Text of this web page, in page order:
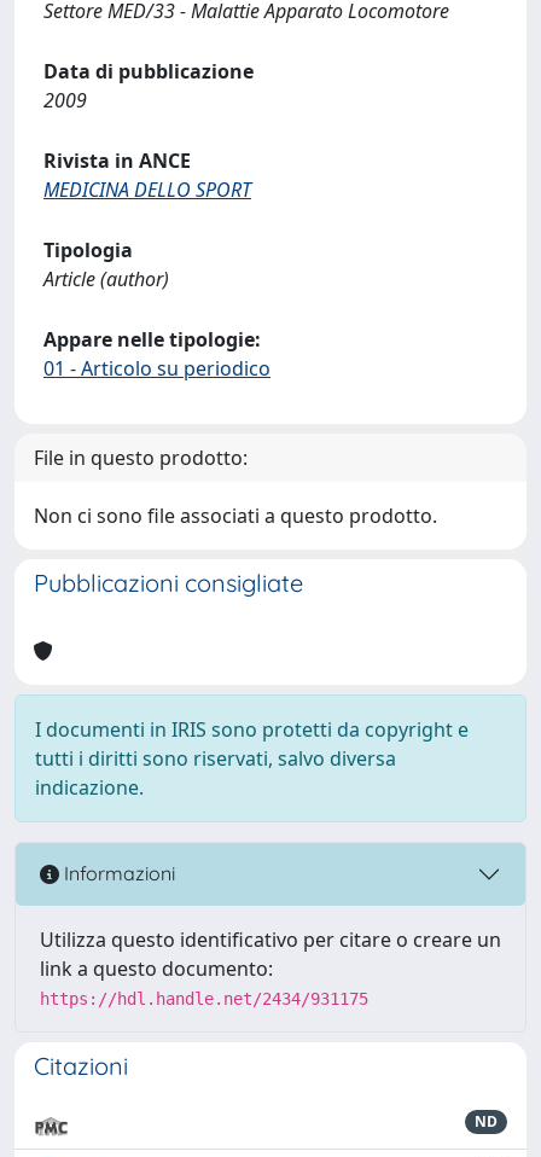
Settore MED/33 - Malattie Apparato Locomotore
Data di pubblicazione
2009
Rivista in ANCE
MEDICINA DELLO SPORT
Tipologia
Article (author)
Appare nelle tipologie:
01 - Articolo su periodico
File in questo prodotto:
Non ci sono file associati a questo prodotto.
Pubblicazioni consigliate
I documenti in IRIS sono protetti da copyright e
tutti i diritti sono riservati, salvo diversa
indicazione.
Informazioni
Utilizza questo identificativo per citare o creare un
link a questo documento:
https://hdl.handle.net/2434/931175
Citazioni
ND